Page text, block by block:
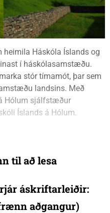
Háskóla Íslands og
í háskólasamstæðu.
stór tímamót, þar sem
landsins. Með
Hólum sjálfstæður
Íslands á Hólum.
til að lesa
áskriftarleiðir:
aðgangur)